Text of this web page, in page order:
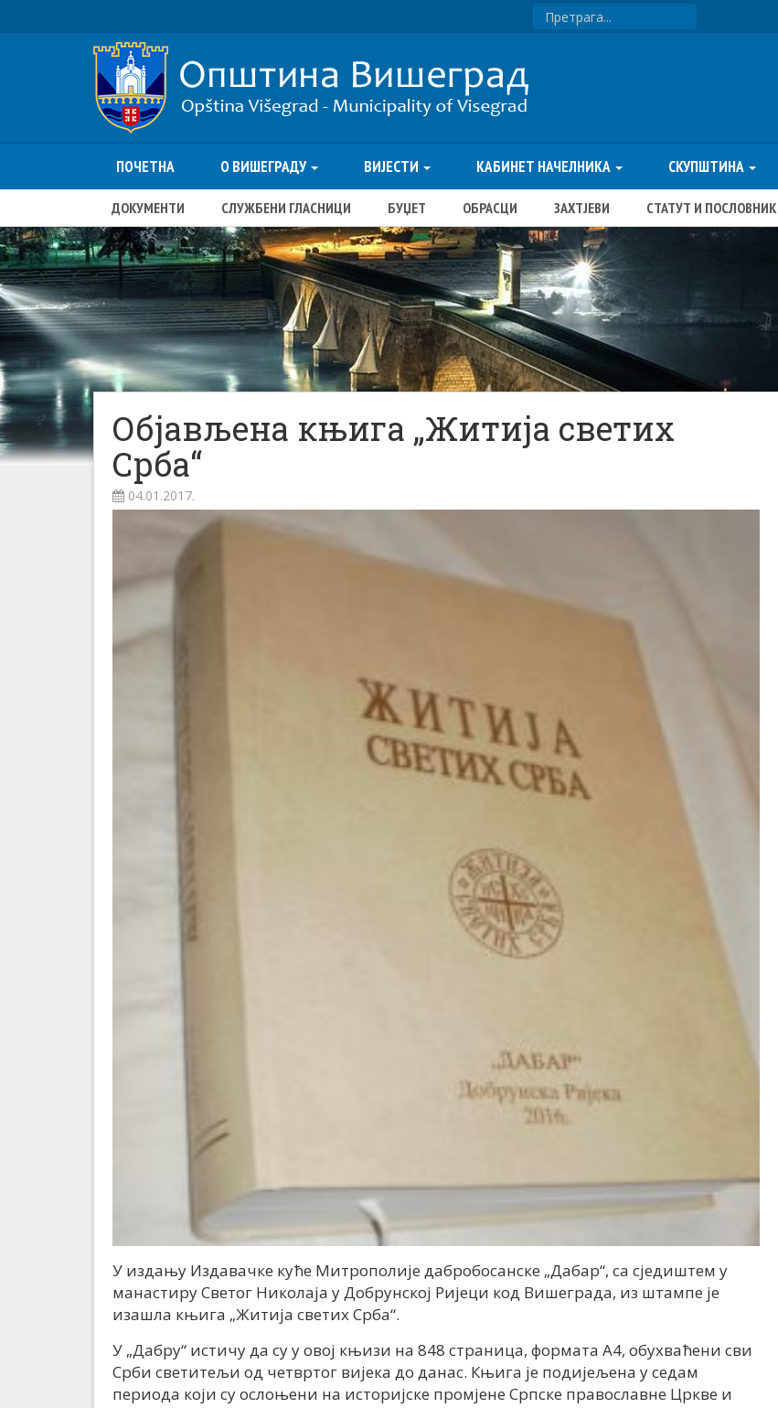
ПОЧЕТНА О ВИШЕГРАДУ ВИЈЕСТИ КАБИНЕТ НАЧЕЛНИКА СКУПШТИНА
ДОКУМЕНТИ СЛУЖБЕНИ ГЛАСНИЦИ БУЏЕТ ОБРАСЦИ ЗАХТЈЕВИ СТАТУТ И ПОСЛОВНИК
Објављена књига „Житија светих
Срба“
04.01.2017.
У издању Издавачке куће Митрополије дабробосанске „Дабар“, са сједиштем у
манастиру Светог Николаја у Добрунској Ријеци код Вишеграда, из штампе је
изашла књига „Житија светих Срба“.
У „Дабру“ истичу да су у овој књизи на 848 страница, формата А4, обухваћени сви
Срби светитељи од четвртог вијека до данас. Књига је подијељена у седам
периода који су ослоњени на историјске промјене Српске православне Цркве и